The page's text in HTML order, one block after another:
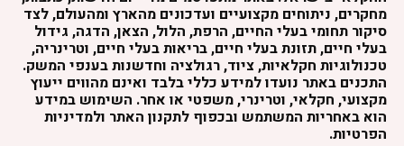
מחקרים, ניתוחים מקצועיים ועדכונים מהארץ ומהעולם, לצד
סיקור תחומי בעלי החיים, הרפת, הלול, הצאן, הדגה, גידול
בעלי חיים, תזונת בעלי חיים, בריאות בעלי חיים, וטרינריה,
טכנולוגיות חקלאיות, ציוד, רגולציה וחדשנות בענפי המשק.
התכנים באתר נועדו למידע כללי בלבד ואינם מהווים ייעוץ
מקצועי, חקלאי, וטרינרי, משפטי או אחר. השימוש במידע
הוא באחריות המשתמש ובכפוף לתקנון האתר ולמדיניות
הפרטיות.